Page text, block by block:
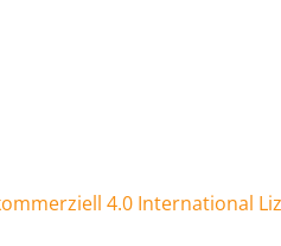
4.0 International